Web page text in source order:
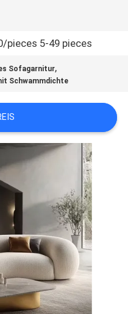
pieces 5-49 pieces
Sofagarnitur,
Schwammdichte